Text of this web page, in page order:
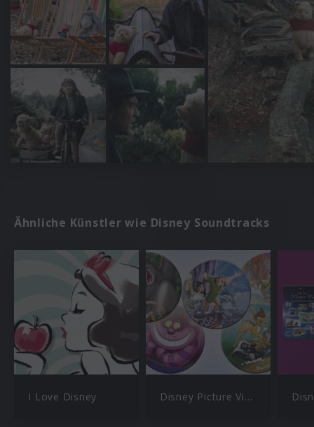
Ähnliche Künstler wie Disney Soundtracks
I Love Disney Disney Picture Vinyl